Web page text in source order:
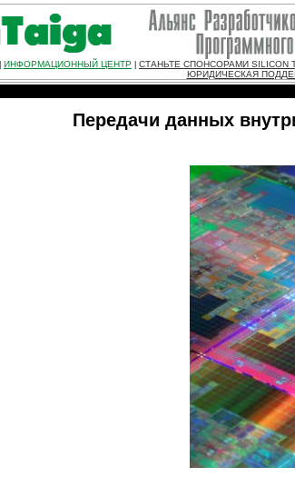
ИНФОРМАЦИОННЫЙ ЦЕНТР СТАНЬТЕ СПОНСОРАМИ SILICON
ЮРИДИЧЕСКАЯ
Передачи данных